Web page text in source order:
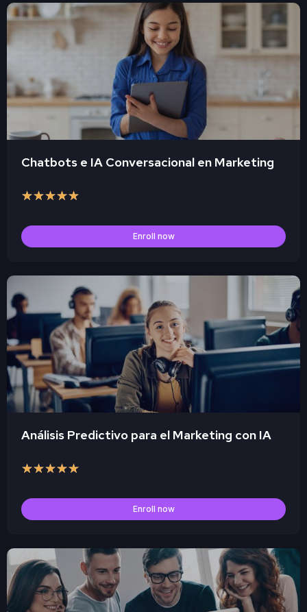
Chatbots e IA Conversacional en Marketing
★★★★★
Enroll now
Análisis Predictivo para el Marketing con IA
★★★★★
Enroll now